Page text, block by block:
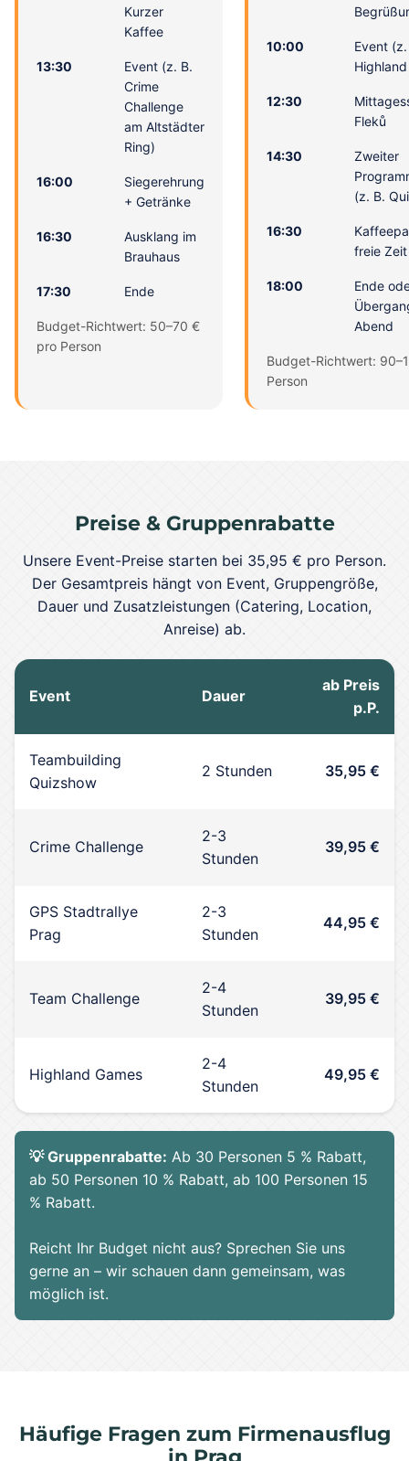
Kurzer
Kaffee
13:30
Event (z. B.
Crime
Challenge
am Altstädter
Ring)
16:00
Siegerehrung
+ Getränke
16:30
Ausklang im
Brauhaus
17:30 Ende
Budget-Richtwert: 50–70 €
pro Person
10:00
Event
12:30
Fleků
14:30
Zweiter
(z. B.
16:30
freie Zeit
18:00
Ende
Abend
Budget-Richtwert:
Person
Preise & Gruppenrabatte
Unsere Event-Preise starten bei 35,95 € pro Person.
Der Gesamtpreis hängt von Event, Gruppengröße,
Dauer und Zusatzleistungen (Catering, Location,
Anreise) ab.
Event Dauer
ab Preis
p.P.
Teambuilding
Quizshow
2 Stunden 35,95 €
Crime Challenge
2-3
Stunden
39,95 €
GPS Stadtrallye
Prag
2-3
Stunden
44,95 €
Team Challenge
2-4
Stunden
39,95 €
Highland Games
2-4
Stunden
49,95 €
💡 Gruppenrabatte: Ab 30 Personen 5 % Rabatt,
ab 50 Personen 10 % Rabatt, ab 100 Personen 15
% Rabatt.
Reicht Ihr Budget nicht aus? Sprechen Sie uns
gerne an – wir schauen dann gemeinsam, was
möglich ist.
Häufige Fragen zum Firmenausflug